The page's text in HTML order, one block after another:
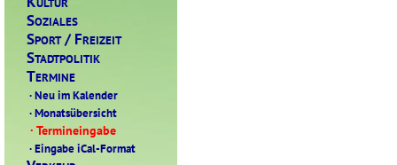
SOZIALES
SPORT/ FREIZEIT
STADTPOLITIK
TERMINE
·Neu im Kalender
·Monatsübersicht
· Termineingabe
·Eingabe iCal-Format